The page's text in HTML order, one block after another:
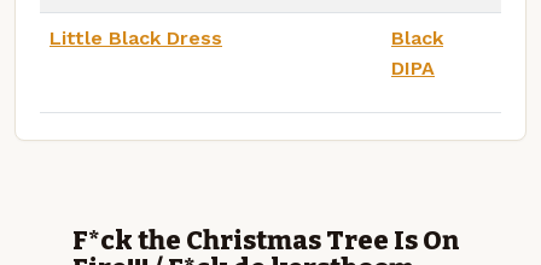
Little Black Dress
Black
DIPA
F*ck the Christmas Tree Is On